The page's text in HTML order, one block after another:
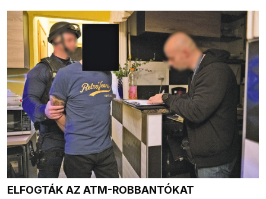
ELFOGTÁK AZ ATM-ROBBANTÓKAT